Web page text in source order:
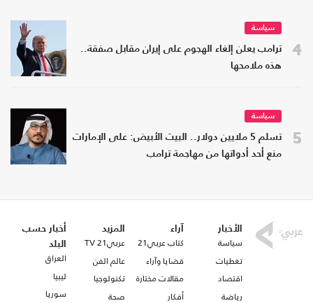
4
سياسة
ترامب يعلن إلغاء الهجوم على إيران مقابل صفقة..
هذه ملامحها
5
سياسة
تسلم 5 ملايين دولار.. البيت الأبيض: على الإمارات
منع أحد أدواتها من مهاجمة ترامب
الأخبار
سياسة
تغطيات
اقتصاد
رياضة
آراء
كتاب عربي21
قضايا وآراء
مقالات مختارة
أفكار
المزيد
عربي21 TV
عالم الفن
تكنولوجيا
صحة
أخبار حسب
البلد
العراق
ليبيا
سوريا